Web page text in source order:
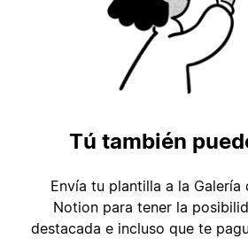
Tú también
Envía tu plantilla a la Galería
Notion para tener la
destacada e incluso que te